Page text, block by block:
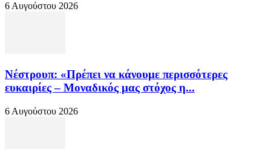
6 Αυγούστου 2026
Νέστρουπ: «Πρέπει να κάνουμε περισσότερες
ευκαιρίες – Μοναδικός μας στόχος η...
6 Αυγούστου 2026